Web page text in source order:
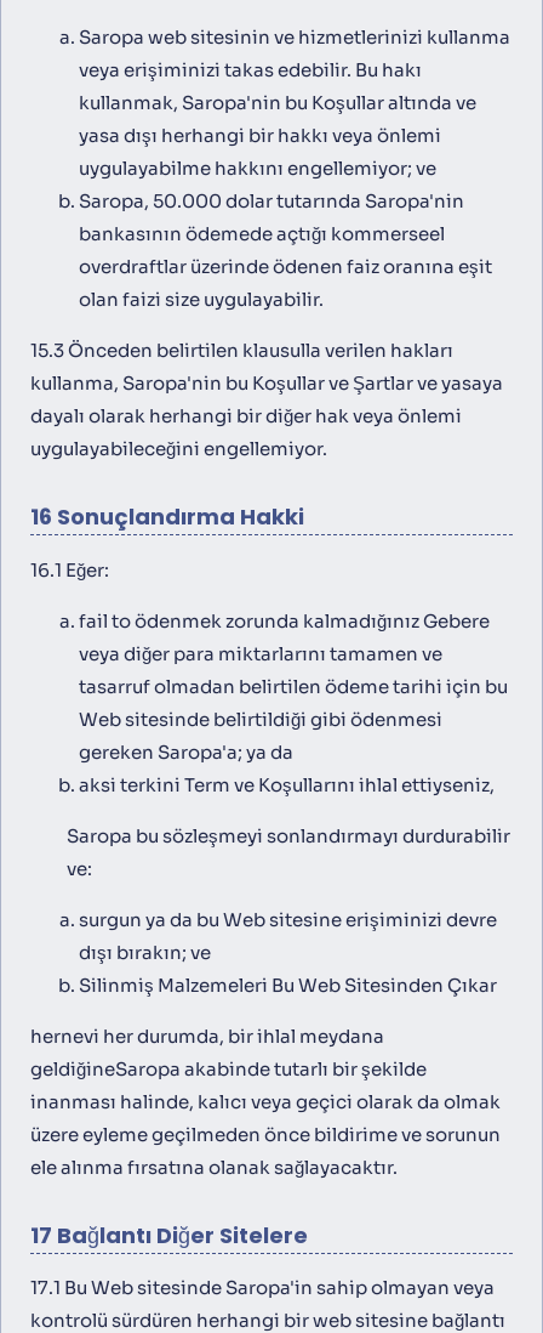
Saropa web sitesinin ve hizmetlerinizi kullanma
veya erişiminizi takas edebilir. Bu hakı
kullanmak, Saropa'nin bu Koşullar altında ve
yasa dışı herhangi bir hakkı veya önlemi
uygulayabilme hakkını engellemiyor; ve
Saropa, 50.000 dolar tutarında Saropa'nin
bankasının ödemede açtığı kommerseel
overdraftlar üzerinde ödenen faiz oranına eşit
olan faizi size uygulayabilir.
15.3 Önceden belirtilen klausulla verilen hakları
kullanma, Saropa'nin bu Koşullar ve Şartlar ve yasaya
dayalı olarak herhangi bir diğer hak veya önlemi
uygulayabileceğini engellemiyor.
16 Sonuçlandırma Hakki
16.1 Eğer:
fail to ödenmek zorunda kalmadığınız Gebere
veya diğer para miktarlarını tamamen ve
tasarruf olmadan belirtilen ödeme tarihi için bu
Web sitesinde belirtildiği gibi ödenmesi
gereken Saropa'a; ya da
aksi terkini Term ve Koşullarını ihlal ettiyseniz,
Saropa bu sözleşmeyi sonlandırmayı durdurabilir
ve:
surgun ya da bu Web sitesine erişiminizi devre
dışı bırakın; ve
Silinmiş Malzemeleri Bu Web Sitesinden Çıkar
hernevi her durumda, bir ihlal meydana
geldiğineSaropa akabinde tutarlı bir şekilde
inanması halinde, kalıcı veya geçici olarak da olmak
üzere eyleme geçilmeden önce bildirime ve sorunun
ele alınma fırsatına olanak sağlayacaktır.
17 Bağlantı Diğer Sitelere
17.1 Bu Web sitesinde Saropa'in sahip olmayan veya
kontrolü sürdüren herhangi bir web sitesine bağlantı